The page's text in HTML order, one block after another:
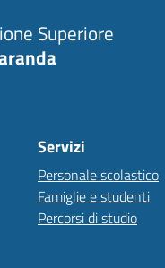
Superiore
Servizi
Personale scolastico
Famiglie e studenti
Percorsi di studio